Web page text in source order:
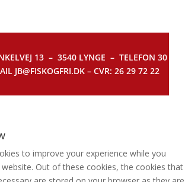
13 – 3540 LYNGE – TELEFON 30
JB@FISKOGFRI.DK – CVR: 26 29 72 22
to improve your experience while you
Out of these cookies, the cookies that